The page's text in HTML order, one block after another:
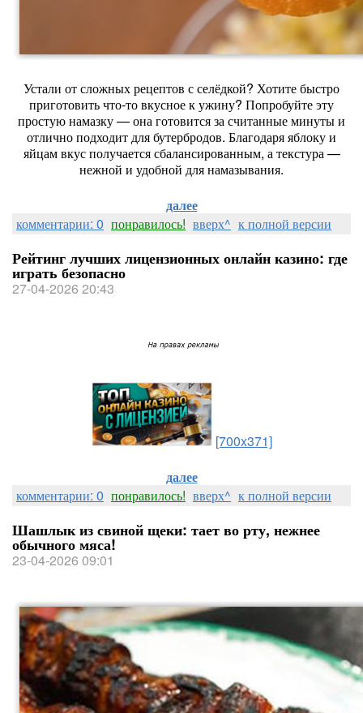
Устали от сложных рецептов с селёдкой? Хотите быстро
приготовить что‑то вкусное к ужину? Попробуйте эту
простую намазку — она готовится за считанные минуты и
отлично подходит для бутербродов. Благодаря яблоку и
яйцам вкус получается сбалансированным, а текстура —
нежной и удобной для намазывания.
далее
комментарии: 0 понравилось! вверх^ к полной версии
Рейтинг лучших лицензионных онлайн казино: где
играть безопасно
27-04-2026 20:43
[700x371]
далее
комментарии: 0 понравилось! вверх^ к полной версии
Шашлык из свиной щеки: тает во рту, нежнее
обычного мяса!
23-04-2026 09:01